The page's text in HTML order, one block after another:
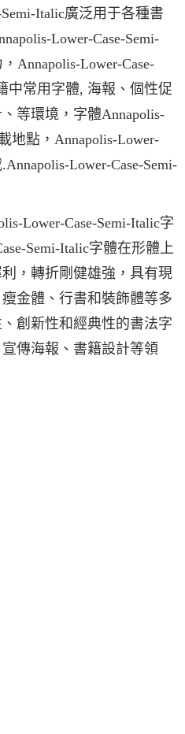
Italic廣泛用于各種書
Lower-Case-Semi-
Annapolis-Lower-Case-
中常用字體, 海報、個性促
等環境，字體Annapolis-
地點，Annapolis-Lower-
Lower-Case-Semi-
Lower-Case-Semi-Italic字
Semi-Italic字體在形體上
，轉折剛健雄強，具有現
金體、行書和裝飾體等多
創新性和經典性的書法字
傳海報、書籍設計等領